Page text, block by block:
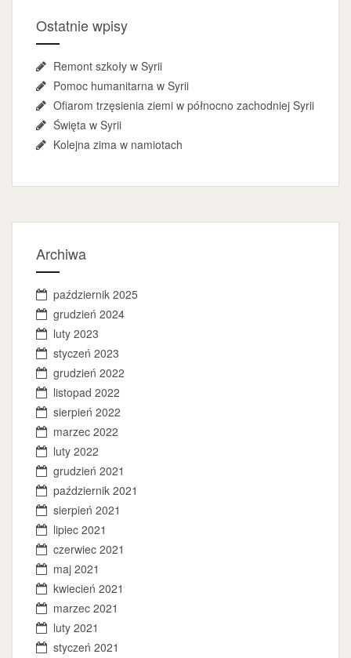
Ostatnie wpisy
Remont szkoły w Syrii
Pomoc humanitarna w Syrii
Ofiarom trzęsienia ziemi w północno zachodniej Syrii
Święta w Syrii
Kolejna zima w namiotach
Archiwa
październik 2025
grudzień 2024
luty 2023
styczeń 2023
grudzień 2022
listopad 2022
sierpień 2022
marzec 2022
luty 2022
grudzień 2021
październik 2021
sierpień 2021
lipiec 2021
czerwiec 2021
maj 2021
kwiecień 2021
marzec 2021
luty 2021
styczeń 2021